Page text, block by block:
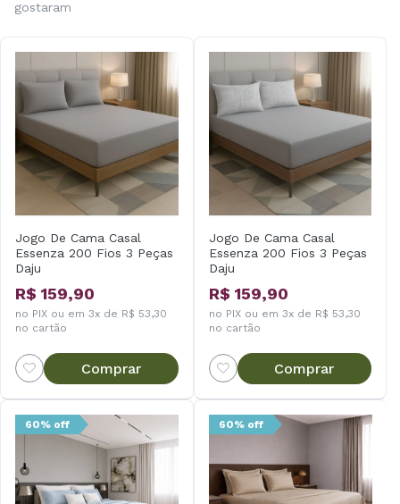
gostaram
Jogo De Cama Casal
Essenza 200 Fios 3 Peças
Daju
R$ 159,90
no PIX ou em 3x de R$ 53,30
no cartão
Comprar
Jogo De Cama Casal
Essenza 200 Fios 3 Peças
Daju
R$ 159,90
no PIX ou em 3x de R$ 53,30
no cartão
Comprar
60% off 60% off